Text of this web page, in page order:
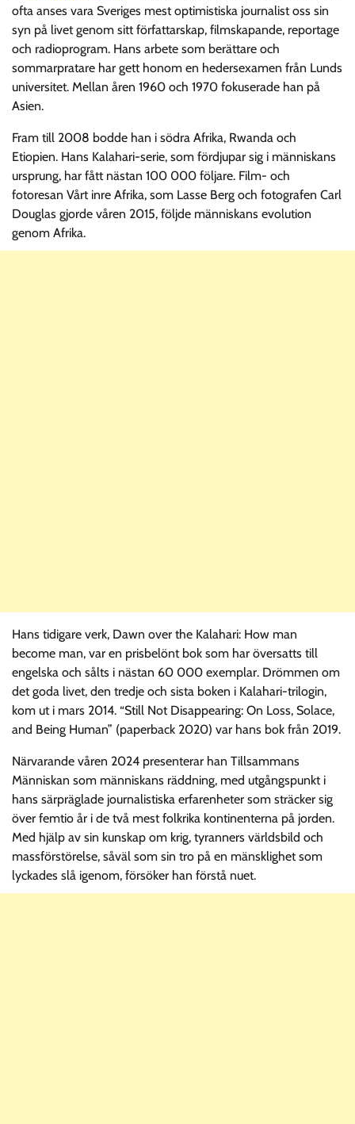
ofta anses vara Sveriges mest optimistiska journalist oss sin
syn på livet genom sitt författarskap, filmskapande, reportage
och radioprogram. Hans arbete som berättare och
sommarpratare har gett honom en hedersexamen från Lunds
universitet. Mellan åren 1960 och 1970 fokuserade han på
Asien.
Fram till 2008 bodde han i södra Afrika, Rwanda och
Etiopien. Hans Kalahari-serie, som fördjupar sig i människans
ursprung, har fått nästan 100 000 följare. Film- och
fotoresan Vårt inre Afrika, som Lasse Berg och fotografen Carl
Douglas gjorde våren 2015, följde människans evolution
genom Afrika.
Hans tidigare verk, Dawn over the Kalahari: How man
become man, var en prisbelönt bok som har översatts till
engelska och sålts i nästan 60 000 exemplar. Drömmen om
det goda livet, den tredje och sista boken i Kalahari-trilogin,
kom ut i mars 2014. “Still Not Disappearing: On Loss, Solace,
and Being Human” (paperback 2020) var hans bok från 2019.
Närvarande våren 2024 presenterar han Tillsammans
Människan som människans räddning, med utgångspunkt i
hans särpräglade journalistiska erfarenheter som sträcker sig
över femtio år i de två mest folkrika kontinenterna på jorden.
Med hjälp av sin kunskap om krig, tyranners världsbild och
massförstörelse, såväl som sin tro på en mänsklighet som
lyckades slå igenom, försöker han förstå nuet.